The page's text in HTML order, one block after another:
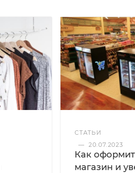
СТАТЬИ
— 20.07.2023
Как
магазин и